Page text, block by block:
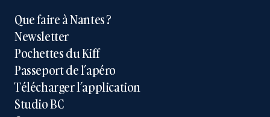
Que faire à Nantes ?
Newsletter
Pochettes du Kiff
Passeport de l’apéro
Télécharger l’application
Studio BC